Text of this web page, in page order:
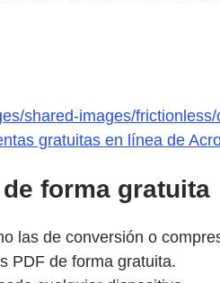
shared-images/
gratuitas en línea de
forma gratuita
las de conversión o
PDF de forma gratuita.